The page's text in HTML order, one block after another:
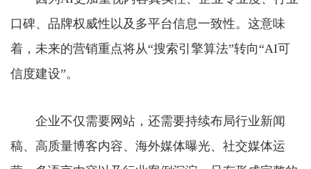
口碑、品牌权威性以及多平台信息一致性。这意味
着，未来的营销重点将从“搜索引擎算法”转向“AI可
信度建设”。
企业不仅需要网站，还需要持续布局行业新闻
稿、高质量博客内容、海外媒体曝光、社交媒体运